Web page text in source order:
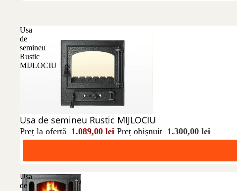
Usa
de
semineu
Rustic
MIJLOCIU
Reducere 16%
Usa de semineu Rustic MIJLOCIU
Preț la ofertă 1.089,00 lei Preț obișnuit 1.300,00 lei
Usa
de